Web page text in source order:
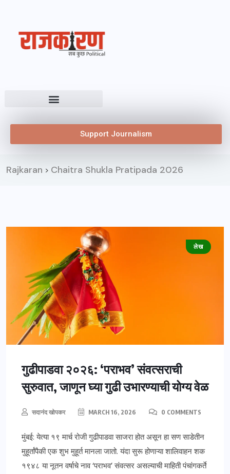
Support Journalism
Rajkaran > Chaitra Shukla Pratipada 2026
लेख
गुढीपाडवा २०२६: ‘पराभव’ संवत्सराची
सुरुवात, जाणून घ्या गुढी उभारण्याची योग्य वेळ
सदानंद खोपकर MARCH 16, 2026 0 COMMENTS
मुंबई: येत्या १९ मार्च रोजी गुढीपाडवा साजरा होत असून हा सण साडेतीन
मुहूर्तांपैकी एक शुभ मुहूर्त मानला जातो. यंदा सुरू होणाऱ्या शालिवाहन शक
१९४८ या नूतन वर्षाचे नाव ‘पराभव’ संवत्सर असल्याची माहिती पंचांगकर्ते